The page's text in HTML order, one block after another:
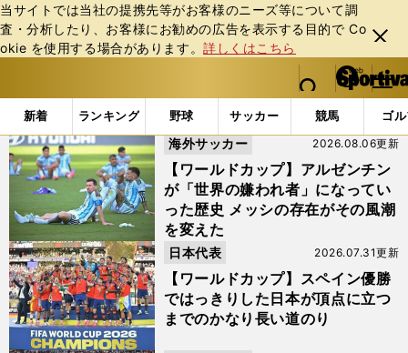
当サイトでは当社の提携先等がお客様のニーズ等について調
査・分析したり、お客様にお勧めの広告を表⽰する⽬的で Co
okie を使⽤する場合があります。詳しくはこちら
閉じ
る
web Sportiva (webスポルティーバ)
検索
マイペ
ー
ジ
メニュ
新着 ランキング 野球 サッカー 競馬 ゴ
b
ス
ポ
ル
テ
ー
バ
「#アルゼンチン代表」の最新ニュース・ 情報
【ワールドカップ】アルゼンチン
が「世界の嫌われ者」になってい
った歴史 メッシの存在がその風潮
を変えた
2026.08.06更新
海外サッカー
【ワールドカップ】スペイン優勝
ではっきりした日本が頂点に立つ
までのかなり長い道のり
2026.07.31更新
日本代表